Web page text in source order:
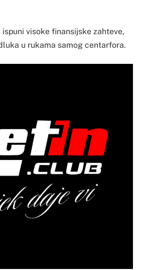
ispuni visoke finansijske zahteve,
u rukama samog centarfora.